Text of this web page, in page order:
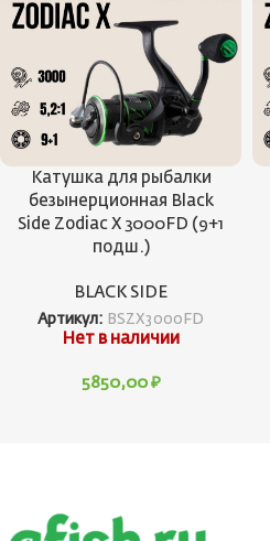
Катушка для рыбалки
безынерционная Black
Side Zodiac X 3000FD (9+1
подш.)
BLACK SIDE
Артикул: BSZX3000FD
Нет в наличии
5850,00 ₽